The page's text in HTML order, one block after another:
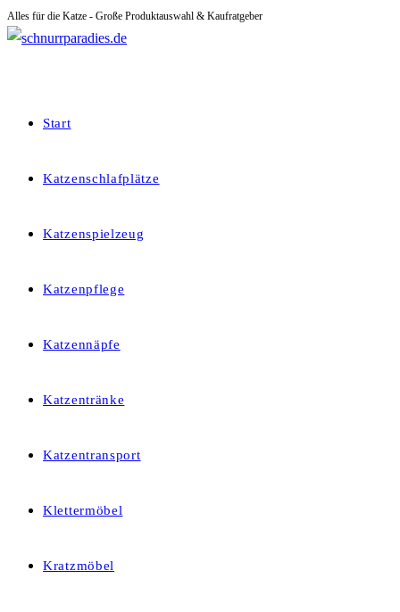
Zum
Inhalt
Alles für die Katze - Große Produktauswahl & Kaufratgeber
Start
Katzenschlafplätze
Katzenspielzeug
Katzenpflege
Katzennäpfe
Katzentränke
Katzentransport
Klettermöbel
Kratzmöbel